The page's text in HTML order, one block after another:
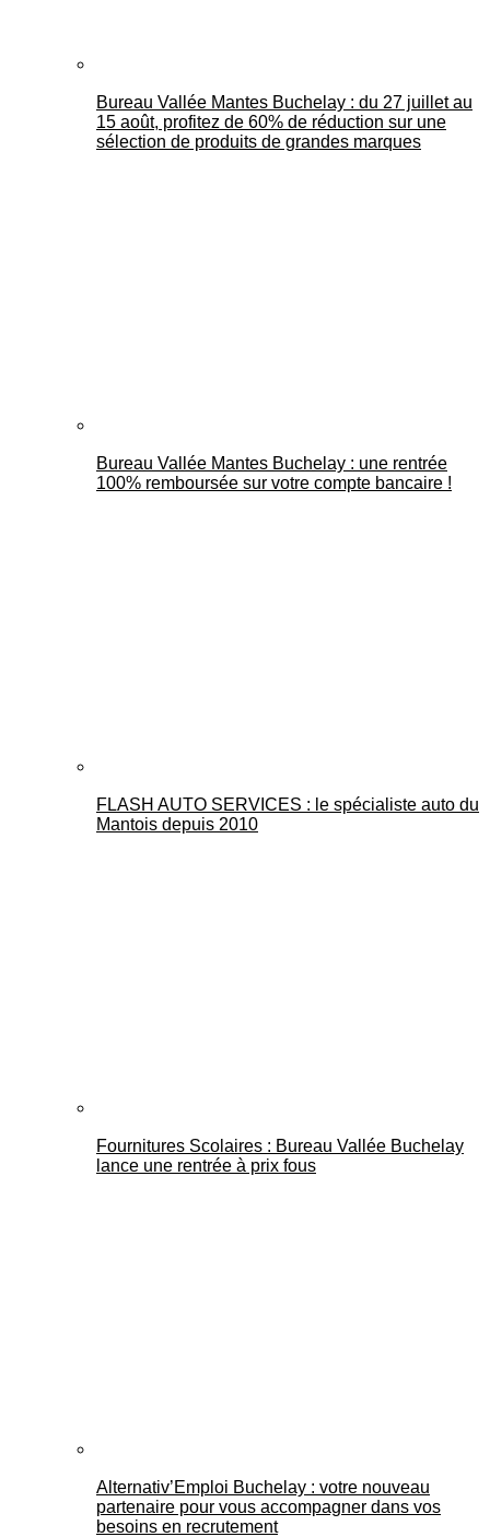
Bureau Vallée Mantes Buchelay : du 27 juillet au
15 août, profitez de 60% de réduction sur une
sélection de produits de grandes marques
Bureau Vallée Mantes Buchelay : une rentrée
100% remboursée sur votre compte bancaire !
FLASH AUTO SERVICES : le spécialiste auto du
Mantois depuis 2010
Fournitures Scolaires : Bureau Vallée Buchelay
lance une rentrée à prix fous
Alternativ’Emploi Buchelay : votre nouveau
partenaire pour vous accompagner dans vos
besoins en recrutement